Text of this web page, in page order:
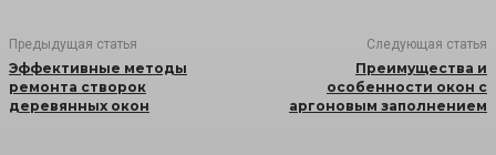
Предыдущая статья
Эффективные методы
ремонта створок
деревянных окон
Следующая статья
Преимущества и
особенности окон с
аргоновым заполнением